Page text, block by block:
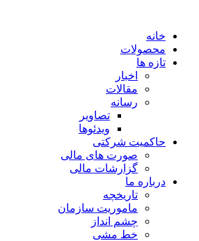
خانه
محصولات
تازه ها
اخبار
مقالات
رسانه
تصاویر
ویدئوها
حاکمیت شرکتی
صورت های مالی
گزارشات مالی
درباره ما
تاریخچه
ماموریت سازمان
چشم انداز
خط مشی